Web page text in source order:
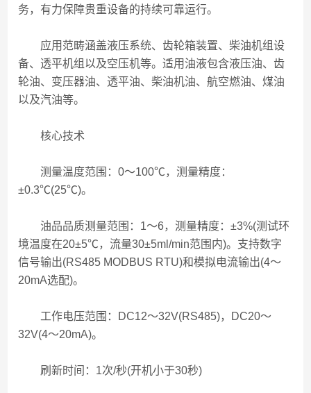
务，有力保障贵重设备的持续可靠运行。
应用范畴涵盖液压系统、齿轮箱装置、柴油机组设
备、透平机组以及空压机等。适用油液包含液压油、齿
轮油、变压器油、透平油、柴油机油、航空燃油、煤油
以及汽油等。
核心技术
测量温度范围：0～100℃，测量精度：
±0.3℃(25℃)。
油品品质测量范围：1～6，测量精度：±3%(测试环
境温度在20±5℃，流量30±5ml/min范围内)。支持数字
信号输出(RS485 MODBUS RTU)和模拟电流输出(4～
20mA选配)。
工作电压范围：DC12～32V(RS485)，DC20～
32V(4～20mA)。
刷新时间：1次/秒(开机小于30秒)